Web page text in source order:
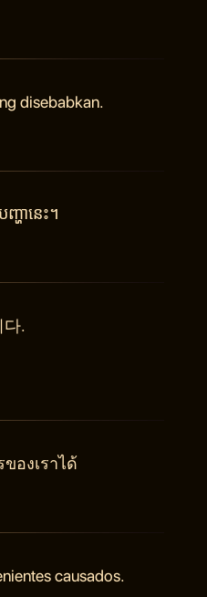
disebabkan.
ានេះ។
다.
องเราได้
causados.